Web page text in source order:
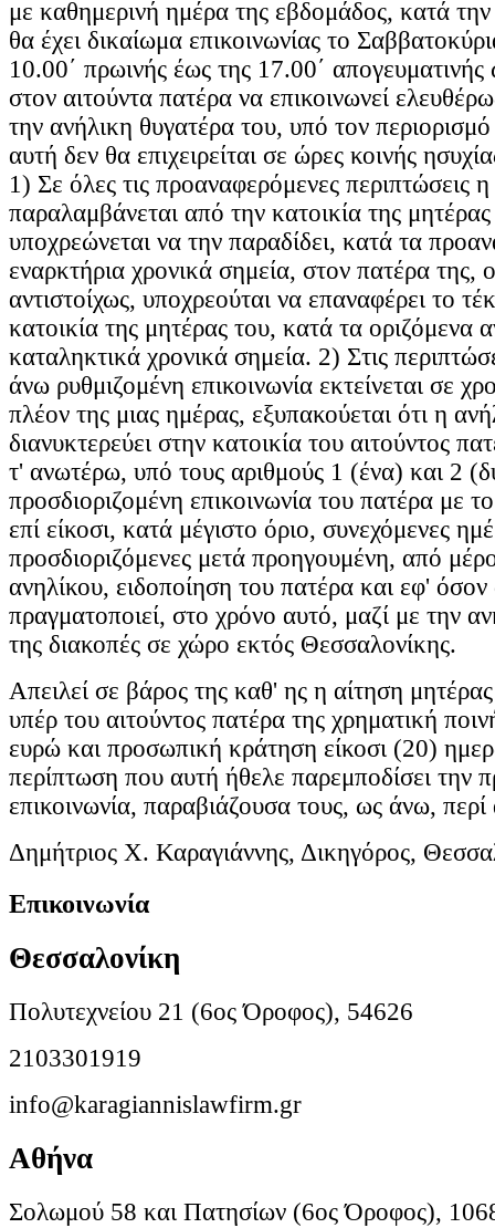
με καθημερινή ημέρα της εβδομάδος, κατά την
θα έχει δικαίωμα επικοινωνίας το
10.00΄ πρωινής έως της 17.00΄ απογευματινής
στον αιτούντα πατέρα να επικοινωνεί
την ανήλικη θυγατέρα του, υπό τον περιορισμό
αυτή δεν θα επιχειρείται σε ώρες κοινής
1) Σε όλες τις προαναφερόμενες περιπτώσεις
παραλαμβάνεται από την κατοικία της
υποχρεώνεται να την παραδίδει, κατά τα
εναρκτήρια χρονικά σημεία, στον πατέρα της,
αντιστοίχως, υποχρεούται να επαναφέρει το
κατοικία της μητέρας του, κατά τα οριζόμενα
καταληκτικά χρονικά σημεία. 2) Στις
άνω ρυθμιζομένη επικοινωνία εκτείνεται σε
πλέον της μιας ημέρας, εξυπακούεται ότι η
διανυκτερεύει στην κατοικία του αιτούντος
τ' ανωτέρω, υπό τους αριθμούς 1 (ένα) και 2
προσδιοριζομένη επικοινωνία του πατέρα με
επί είκοσι, κατά μέγιστο όριο, συνεχόμενες
προσδιοριζόμενες μετά προηγουμένη, από
ανηλίκου, ειδοποίηση του πατέρα και εφ' όσον
πραγματοποιεί, στο χρόνο αυτό, μαζί με την
της διακοπές σε χώρο εκτός Θεσσαλονίκης.
Απειλεί σε βάρος της καθ' ης η αίτηση
υπέρ του αιτούντος πατέρα της χρηματική
ευρώ και προσωπική κράτηση είκοσι (20)
περίπτωση που αυτή ήθελε παρεμποδίσει την
επικοινωνία, παραβιάζουσα τους, ως άνω,
Δημήτριος Χ. Καραγιάννης, Δικηγόρος,
Επικοινωνία
Θεσσαλονίκη
Πολυτεχνείου 21 (6ος Όροφος), 54626
2103301919
info@karagiannislawfirm.gr
Αθήνα
Σολωμού 58 και Πατησίων (6ος Όροφος),